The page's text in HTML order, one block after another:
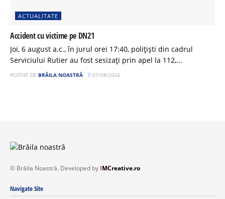
ACTUALITATE
Accident cu victime pe DN21
Joi, 6 august a.c., în jurul orei 17:40, polițiști din cadrul
Serviciului Rutier au fost sesizați prin apel la 112,...
POSTAT DE BRĂILA NOASTRĂ 07/08/2026
© Brăila Noastră. Developed by IMCreative.ro
Navigate Site